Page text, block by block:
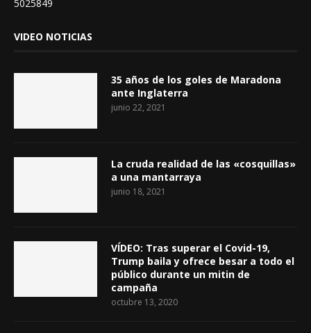
5025849
VIDEO NOTICIAS
35 años de los goles de Maradona
ante Inglaterra
junio 22, 2021
La cruda realidad de las «cosquillas»
a una mantarraya
junio 18, 2021
VÍDEO: Tras superar el Covid-19,
Trump baila y ofrece besar a todo el
público durante un mitin de
campaña
octubre 13, 2020